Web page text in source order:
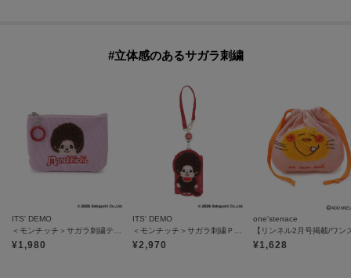
#立体感のあるサガラ刺繍
ITS' DEMO
¥1,980
ITS' DEMO
¥2,970
one'sterrace
¥1,628